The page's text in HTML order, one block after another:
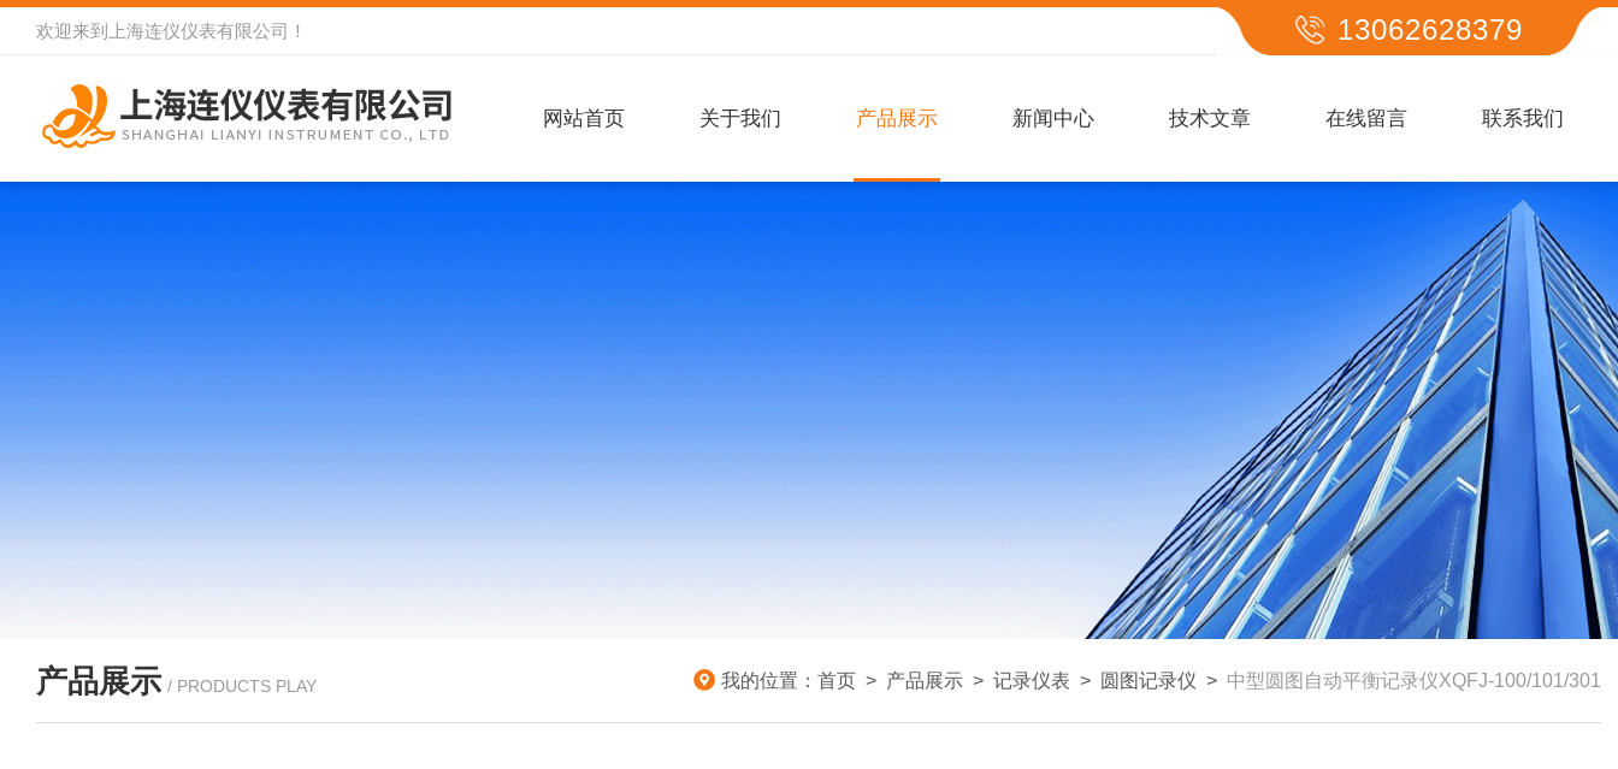
欢迎来到 上海连仪仪表有限公司 ！ 13062628379
网站首页 关于我们 产品展示 新闻中心 技术文章 在线留言 联系我们
产品展示 / PRODUCTS PLAY 我的位置： 首页 > 产品展示 > 记录仪表 > 圆图记录仪 > 中型圆图自动平衡记录仪XQFJ-100/101/301